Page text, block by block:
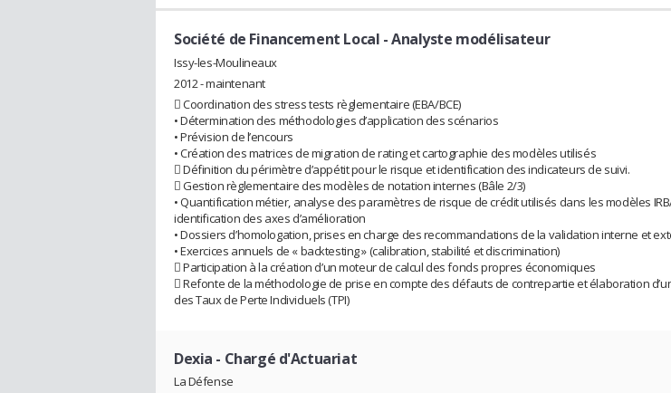
Société de Financement Local - Analyste modélisateur
Issy-les-Moulineaux
2012 - maintenant
 Coordination des stress tests règlementaire (EBA/BCE)
• Détermination des méthodologies d’application des scénarios
• Prévision de l’encours
• Création des matrices de migration de rating et cartographie des modèles utilisés
 Définition du périmètre d’appétit pour le risque et identification des indicateurs de suivi.
 Gestion règlementaire des modèles de notation internes (Bâle 2/3)
• Quantification métier, analyse des paramètres de risque de crédit utilisés dans les modèles
identification des axes d’amélioration
• Dossiers d’homologation, prises en charge des recommandations de la validation interne et
• Exercices annuels de « backtesting » (calibration, stabilité et discrimination)
 Participation à la création d’un moteur de calcul des fonds propres économiques
 Refonte de la méthodologie de prise en compte des défauts de contrepartie et élaboration
des Taux de Perte Individuels (TPI)
Dexia - Chargé d'Actuariat
La Défense